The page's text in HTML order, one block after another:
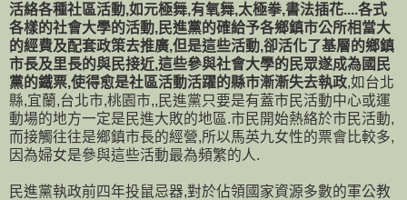
活絡各種社區活動,如元極舞,有氧舞,太極拳,書法插花....各式
各樣的社會大學的活動,民進黨的確給予各鄉鎮市公所相當大
的經費及配套政策去推廣,但是這些活動,卻活化了基層的鄉鎮
市長及里長的與民接近,這些參與社會大學的民眾遂成為國民
黨的鐵票,使得愈是社區活動活躍的縣市漸漸失去執政,如台北
縣,宜蘭,台北市,桃園市,,民進黨只要是有蓋市民活動中心或運
動場的地方一定是民進大敗的地區.市民開始熱絡於市民活動,
而接觸往往是鄉鎮市長的經營,所以馬英九女性的票會比較多,
因為婦女是參與這些活動最為頻繁的人.
民進黨執政前四年投鼠忌器,對於佔領國家資源多數的軍公教